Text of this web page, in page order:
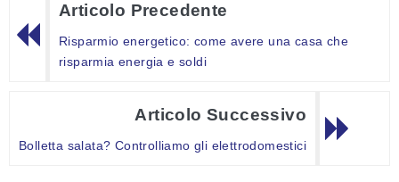
Articolo Precedente
Risparmio energetico: come avere una casa che
risparmia energia e soldi
Articolo Successivo
Bolletta salata? Controlliamo gli elettrodomestici